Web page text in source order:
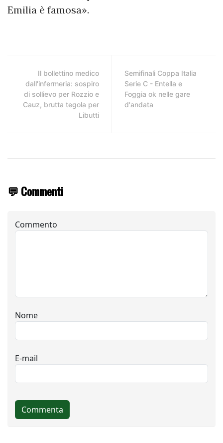
Emilia è famosa».
Il bollettino medico
dall'infermeria: sospiro
di sollievo per Rozzio e
Cauz, brutta tegola per
Libutti
Semifinali Coppa Italia
Serie C - Entella e
Foggia ok nelle gare
d'andata
💬 Commenti